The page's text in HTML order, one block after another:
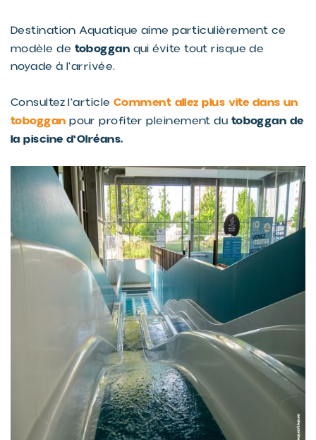
Destination Aquatique aime particulièrement ce
modèle de toboggan qui évite tout risque de
noyade à l'arrivée.
Consultez l'article Comment allez plus vite dans un
toboggan pour profiter pleinement du toboggan de
la piscine d'Olréans.